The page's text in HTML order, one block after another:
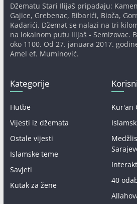
Džematu Stari Ilijaš pripadaju:
Gajice, Grebenac, Ribarići, Bioča,
Kadarići. Džemat se nalazi na tri
na lokalnom putu Ilijaš - Semizovac.
oko 1100. Od 27. januara 2017.
Amel ef. Muminović.
Kategorije
Hutbe
Vijesti iz džemata
Ostale vijesti
Islamske teme
Savjeti
Kutak za žene
Kur'an
40